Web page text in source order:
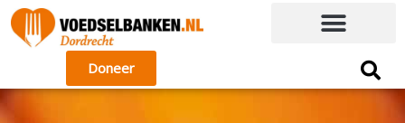
Doneer